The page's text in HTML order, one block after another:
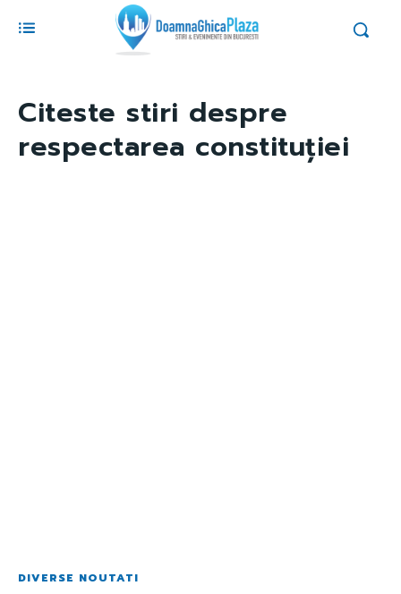
Citeste stiri despre
respectarea constituției
DIVERSE NOUTATI